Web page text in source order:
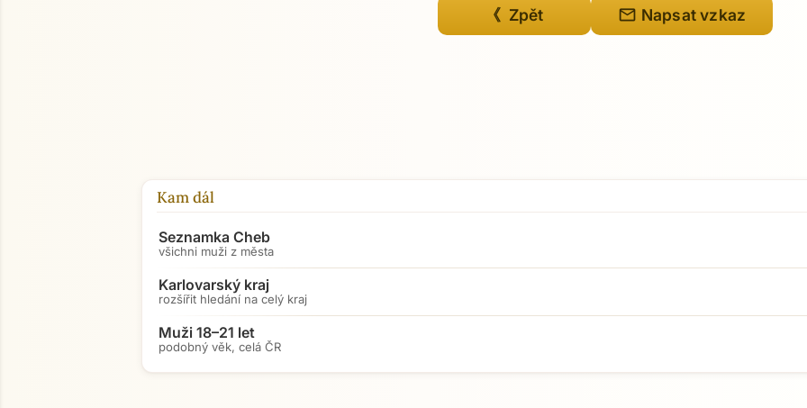
《 Zpět mail Napsat vzkaz
Kam dál
Seznamka Cheb
všichni muži z města
Karlovarský kraj
rozšířit hledání na celý kraj
Muži 18–21 let
podobný věk, celá ČR